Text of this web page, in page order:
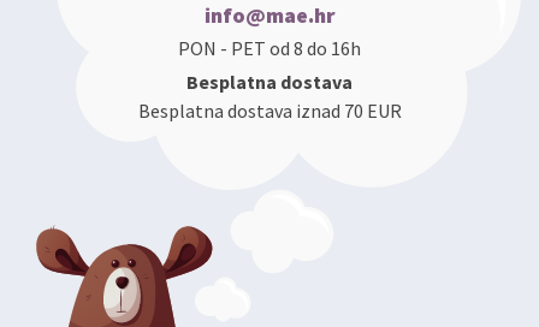
info@mae.hr
PON - PET od 8 do 16h
Besplatna dostava
Besplatna dostava iznad 70 EUR